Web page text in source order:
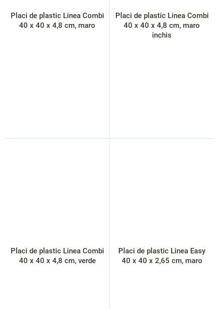
Placi de plastic Linea Combi
40 x 40 x 4,8 cm, maro
Placi de plastic Linea Combi
40 x 40 x 4,8 cm, maro
inchis
Placi de plastic Linea Combi
40 x 40 x 4,8 cm, verde
Placi de plastic Linea Easy
40 x 40 x 2,65 cm, maro